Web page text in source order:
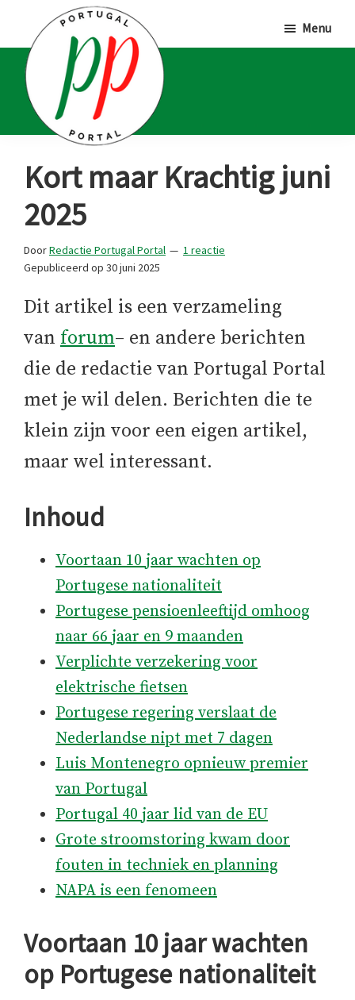
hoofd
inhoud
eerste
sidebar
voettekst
Portal
Portugalliefhebbers
en
fanaten
Menu
Kort maar Krachtig juni
2025
DoorRedactie Portugal Portal
1 reactie
Gepubliceerd op 30 juni 2025
Dit artikel is een verzameling
van forum– en andere berichten
die de redactie van Portugal Portal
met je wil delen. Berichten die te
klein zijn voor een eigen artikel,
maar wel interessant.
Inhoud
Voortaan 10 jaar wachten op
Portugese nationaliteit
Portugese pensioenleeftijd omhoog
naar 66 jaar en 9 maanden
Verplichte verzekering voor
elektrische fietsen
Portugese regering verslaat de
Nederlandse nipt met 7 dagen
Luis Montenegro opnieuw premier
van Portugal
Portugal 40 jaar lid van de EU
Grote stroomstoring kwam door
fouten in techniek en planning
NAPA is een fenomeen
Voortaan 10 jaar wachten
op Portugese nationaliteit